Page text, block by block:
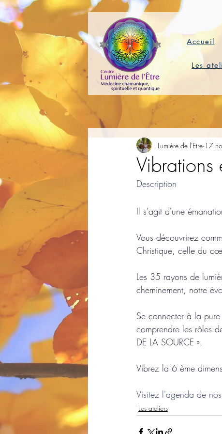
Accueil
Les
Vibrations
Lumière de l'Etre 17
Description
Il s'agit d'une
Vous découvrirez
Christique, celle du
Les 35 rayons de
cheminement, notre
Se connecter à la
comprendre les rôles
DE LA SOURCE ».
Vibrez la 6 ème
Visitez l'agenda de
Les ateliers